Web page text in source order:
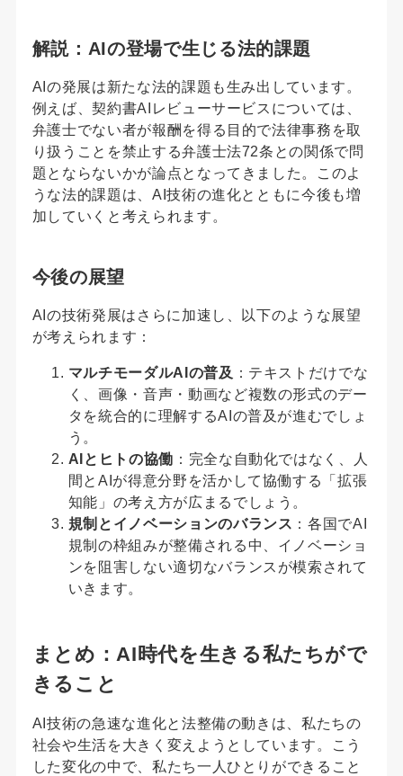
解説：AIの登場で生じる法的課題
AIの発展は新たな法的課題も生み出しています。
例えば、契約書AIレビューサービスについては、
弁護士でない者が報酬を得る目的で法律事務を取
り扱うことを禁止する弁護士法72条との関係で問
題とならないかが論点となってきました。このよ
うな法的課題は、AI技術の進化とともに今後も増
加していくと考えられます。
今後の展望
AIの技術発展はさらに加速し、以下のような展望
が考えられます：
マルチモーダルAIの普及 ：テキストだけでな
く、画像・音声・動画など複数の形式のデー
タを統合的に理解するAIの普及が進むでしょ
う。
AIとヒトの協働 ：完全な自動化ではなく、人
間とAIが得意分野を活かして協働する「拡張
知能」の考え方が広まるでしょう。
規制とイノベーションのバランス ：各国でAI
規制の枠組みが整備される中、イノベーショ
ンを阻害しない適切なバランスが模索されて
いきます。
まとめ：AI時代を生きる私たちがで
きること
AI技術の急速な進化と法整備の動きは、私たちの
社会や生活を大きく変えようとしています。こう
した変化の中で、私たち一人ひとりができること